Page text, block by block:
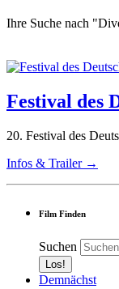
Ihre Suche nach
Festival des
20. Festival des
Infos & Trailer →
Film Finden
Suchen
Demnächst